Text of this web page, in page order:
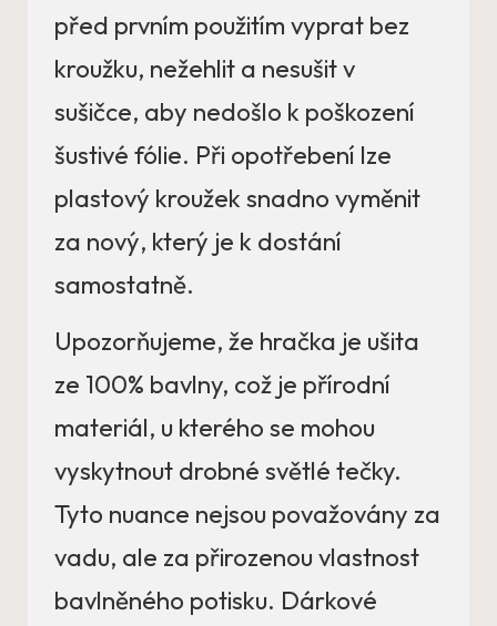
před prvním použitím vyprat bez
kroužku, nežehlit a nesušit v
sušičce, aby nedošlo k poškození
šustivé fólie. Při opotřebení lze
plastový kroužek snadno vyměnit
za nový, který je k dostání
samostatně.
Upozorňujeme, že hračka je ušita
ze 100% bavlny, což je přírodní
materiál, u kterého se mohou
vyskytnout drobné světlé tečky.
Tyto nuance nejsou považovány za
vadu, ale za přirozenou vlastnost
bavlněného potisku. Dárkové